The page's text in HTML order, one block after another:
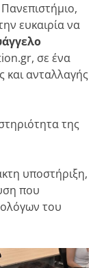
ευκαιρία να
σε ένα
και ανταλλαγής
της
υποστήριξη,
που
του